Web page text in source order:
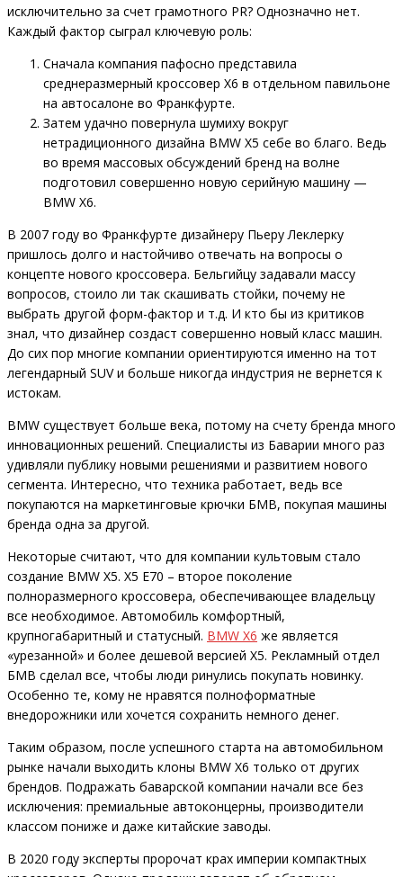
исключительно за счет грамотного PR? Однозначно нет.
Каждый фактор сыграл ключевую роль:
Сначала компания пафосно представила
среднеразмерный кроссовер X6 в отдельном павильоне
на автосалоне во Франкфурте.
Затем удачно повернула шумиху вокруг
нетрадиционного дизайна BMW X5 себе во благо. Ведь
во время массовых обсуждений бренд на волне
подготовил совершенно новую серийную машину —
BMW X6.
В 2007 году во Франкфурте дизайнеру Пьеру Леклерку
пришлось долго и настойчиво отвечать на вопросы о
концепте нового кроссовера. Бельгийцу задавали массу
вопросов, стоило ли так скашивать стойки, почему не
выбрать другой форм-фактор и т.д. И кто бы из критиков
знал, что дизайнер создаст совершенно новый класс машин.
До сих пор многие компании ориентируются именно на тот
легендарный SUV и больше никогда индустрия не вернется к
истокам.
BMW существует больше века, потому на счету бренда много
инновационных решений. Специалисты из Баварии много раз
удивляли публику новыми решениями и развитием нового
сегмента. Интересно, что техника работает, ведь все
покупаются на маркетинговые крючки БМВ, покупая машины
бренда одна за другой.
Некоторые считают, что для компании культовым стало
создание BMW X5. X5 E70 – второе поколение
полноразмерного кроссовера, обеспечивающее владельцу
все необходимое. Автомобиль комфортный,
крупногабаритный и статусный. BMW X6 же является
«урезанной» и более дешевой версией X5. Рекламный отдел
БМВ сделал все, чтобы люди ринулись покупать новинку.
Особенно те, кому не нравятся полноформатные
внедорожники или хочется сохранить немного денег.
Таким образом, после успешного старта на автомобильном
рынке начали выходить клоны BMW X6 только от других
брендов. Подражать баварской компании начали все без
исключения: премиальные автоконцерны, производители
классом пониже и даже китайские заводы.
В 2020 году эксперты пророчат крах империи компактных